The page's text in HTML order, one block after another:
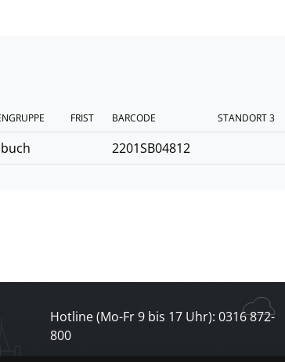
FRIST BARCODE STANDORT 3
2201SB04812
Hotline (Mo-Fr 9 bis 17 Uhr): 0316 872-
800